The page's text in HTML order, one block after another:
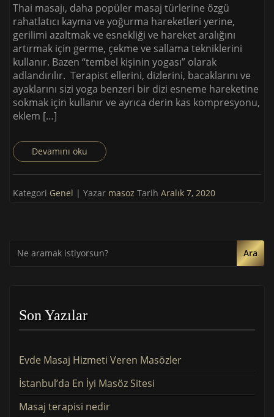
Thai masajı, daha popüler masaj türlerine özgü
rahatlatıcı kayma ve yoğurma hareketleri yerine,
gerilimi azaltmak ve esnekliği ve hareket aralığını
artırmak için germe, çekme ve sallama tekniklerini
kullanır. Bazen “tembel kişinin yogası” olarak
adlandırılır. Terapist ellerini, dizlerini, bacaklarını ve
ayaklarını sizi yoga benzeri bir dizi esneme hareketine
sokmak için kullanır ve ayrıca derin kas kompresyonu,
eklem […]
Devamını oku
Kategori Genel | Yazar masoz Tarih Aralık 7, 2020
Ara
Son Yazılar
Evde Masaj Hizmeti Veren Masözler
İstanbul’da En İyi Masöz Sitesi
Masaj terapisi nedir